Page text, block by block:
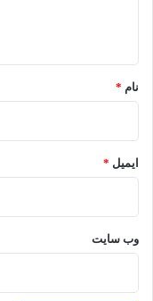
نام *
ایمیل *
وب‌ سایت